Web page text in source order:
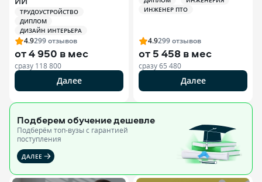
ТРУДОУСТРОЙСТВО
ДИПЛОМ
ДИЗАЙН ИНТЕРЬЕРА
4.9299отзывов
от4 950 в мес
сразу 118 800
Далее
ИНЖЕНЕР ПТО
4.9299отзывов
от 5 458 в мес
сразу65 480
Далее
Подберем обучениедешевле
Подберём топ-вузы c гарантией
поступления
ДАЛЕЕ